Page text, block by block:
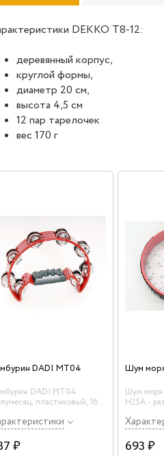
DEKKO T8-12:
деревянный корпус,
круглой формы,
диаметр 20 см,
высота 4,5 см
12 пар тарелочек
вес 170 г
DADI MT04
DADI MT04
пластиковый, 16
₽
Шум моря
H25A -
693 ₽